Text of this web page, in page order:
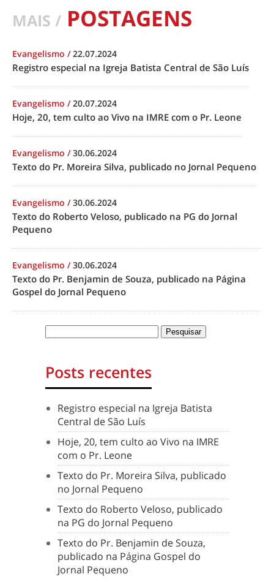
MAIS / POSTAGENS
Evangelismo /22.07.2024
Registro especial na Igreja Batista Central de São Luís
Evangelismo /20.07.2024
Hoje, 20, tem culto ao Vivo na IMRE com o Pr. Leone
Evangelismo /30.06.2024
Texto do Pr. Moreira Silva, publicado no Jornal Pequeno
Evangelismo /30.06.2024
Texto do Roberto Veloso, publicado na PG do Jornal
Pequeno
Evangelismo /30.06.2024
Texto do Pr. Benjamin de Souza, publicado na Página
Gospel do Jornal Pequeno
Posts recentes
Registro especial na Igreja Batista
Central de São Luís
Hoje, 20, tem culto ao Vivo na IMRE
com o Pr. Leone
Texto do Pr. Moreira Silva, publicado
no Jornal Pequeno
Texto do Roberto Veloso, publicado
na PG do Jornal Pequeno
Texto do Pr. Benjamin de Souza,
publicado na Página Gospel do
Jornal Pequeno